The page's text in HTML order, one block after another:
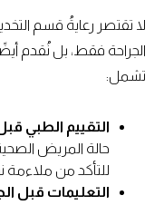
لا تقتصر رعايةُ قسم
الجراحة فقط، بل نُقدم
تشمل:
التقييم الطبي
حالة المريض
للتأكد من ملاءمة
التعليمات قبل